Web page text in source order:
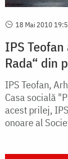
18 Mai 2010
IPS
Rada“ din
IPS Teofan,
Casa socială
acest prilej,
onoare al